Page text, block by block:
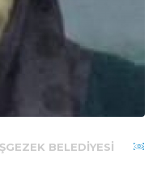
BELEDIYESI